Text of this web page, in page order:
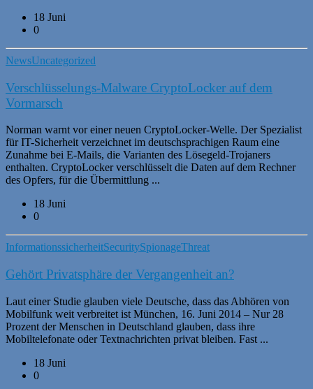
18 Juni
0
NewsUncategorized
Verschlüsselungs-Malware CryptoLocker auf dem
Vormarsch
Norman warnt vor einer neuen CryptoLocker-Welle. Der Spezialist
für IT-Sicherheit verzeichnet im deutschsprachigen Raum eine
Zunahme bei E-Mails, die Varianten des Lösegeld-Trojaners
enthalten. CryptoLocker verschlüsselt die Daten auf dem Rechner
des Opfers, für die Übermittlung ...
18 Juni
0
InformationssicherheitSecuritySpionageThreat
Gehört Privatsphäre der Vergangenheit an?
Laut einer Studie glauben viele Deutsche, dass das Abhören von
Mobilfunk weit verbreitet ist München, 16. Juni 2014 – Nur 28
Prozent der Menschen in Deutschland glauben, dass ihre
Mobiltelefonate oder Textnachrichten privat bleiben. Fast ...
18 Juni
0